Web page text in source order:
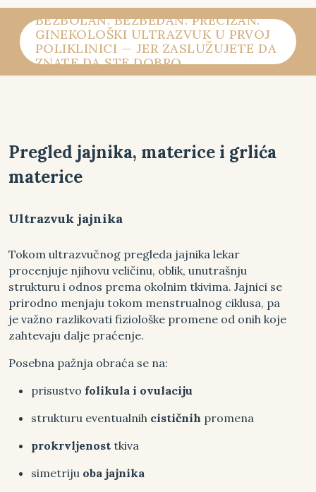
BEZBOLAN. BEZBEDAN. PRECIZAN.
GINEKOLOŠKI ULTRAZVUK U PRVOJ
POLIKLINICI — JER ZASLUŽUJETE DA
ZNATE DA STE DOBRO.
Pregled jajnika, materice i grlića
materice
Ultrazvuk jajnika
Tokom ultrazvučnog pregleda jajnika lekar
procenjuje njihovu veličinu, oblik, unutrašnju
strukturu i odnos prema okolnim tkivima. Jajnici se
prirodno menjaju tokom menstrualnog ciklusa, pa
je važno razlikovati fiziološke promene od onih koje
zahtevaju dalje praćenje.
Posebna pažnja obraća se na:
prisustvo folikula i ovulaciju
strukturu eventualnih cističnih promena
prokrvljenost tkiva
simetriju oba jajnika